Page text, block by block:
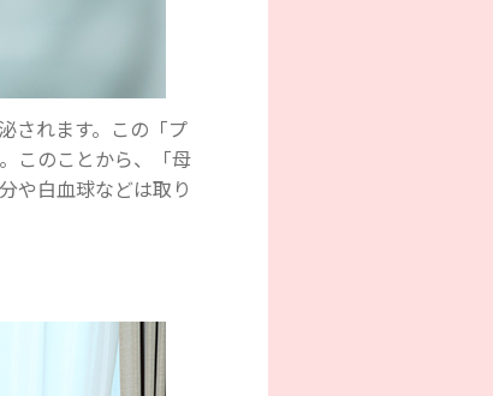
されます。この「プ
このことから、「母
や白血球などは取り